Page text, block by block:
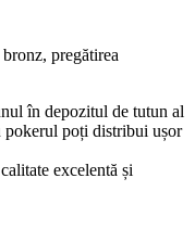
pregătirea
în depozitul de tutun al
pokerul poți distribui ușor
excelentă și